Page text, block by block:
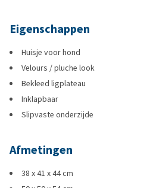
Eigenschappen
Huisje voor hond
Velours / pluche look
Bekleed ligplateau
Inklapbaar
Slipvaste onderzijde
Afmetingen
38 x 41 x 44 cm